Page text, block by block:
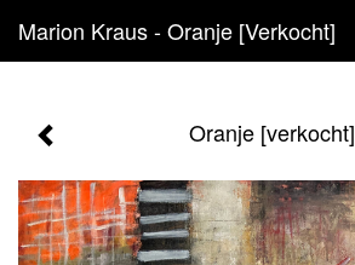
Marion Kraus - Oranje [verkocht]
Oranje [verkocht]